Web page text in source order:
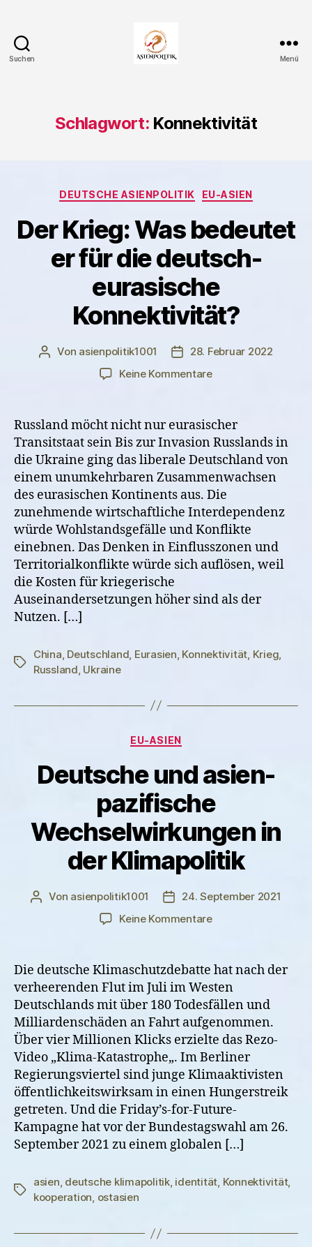
Suchen Menü
Schlagwort: Konnektivität
Kategorien
DEUTSCHE ASIENPOLITIK EU-ASIEN
Der Krieg: Was bedeutet
er für die deutsch-
eurasische
Konnektivität?
Beitragsautor
Von asienpolitik1001 Veröffentlichungsdatum
28. Februar 2022
Keine Kommentarezu
Was
bedeutet
er
für
die
deutsch-
eurasische
Konnektivität?
Russland möcht nicht nur eurasischer
Transitstaat sein Bis zur Invasion Russlands in
die Ukraine ging das liberale Deutschland von
einem unumkehrbaren Zusammenwachsen
des eurasischen Kontinents aus. Die
zunehmende wirtschaftliche Interdependenz
würde Wohlstandsgefälle und Konflikte
einebnen. Das Denken in Einflusszonen und
Territorialkonflikte würde sich auflösen, weil
die Kosten für kriegerische
Auseinandersetzungen höher sind als der
Nutzen. […]
Schlagwörter
China Deutschland Eurasien Konnektivität Krieg
Russland Ukraine
Kategorien
EU-ASIEN
Deutsche und asien-
pazifische
Wechselwirkungen in
der Klimapolitik
Beitragsautor
Von asienpolitik1001 Veröffentlichungsdatum
24. September 2021
Keine Kommentarezu
asien-
Wechselwirkungen
in
der
Klimapolitik
Die deutsche Klimaschutzdebatte hat nach der
verheerenden Flut im Juli im Westen
Deutschlands mit über 180 Todesfällen und
Milliardenschäden an Fahrt aufgenommen.
Über vier Millionen Klicks erzielte das Rezo-
Video „Klima-Katastrophe„. Im Berliner
Regierungsviertel sind junge Klimaaktivisten
öffentlichkeitswirksam in einen Hungerstreik
getreten. Und die Friday’s-for-Future-
Kampagne hat vor der Bundestagswahl am 26.
September 2021 zu einem globalen […]
Schlagwörter
asien, deutsche klimapolitik, identität, Konnektivität,
kooperation, ostasien